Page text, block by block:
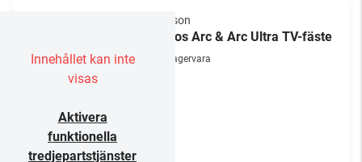
Innehållet kan inte
visas
Aktivera
funktionella
tredjepartstjänster
Flexson
Sonos Arc & Arc Ultra TV-fäste
Lagervara